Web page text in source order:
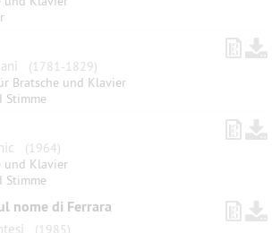
(1781-1829)
Bratsche und Klavier
Stimme
(1964)
und Klavier
Stimme
nome di Ferrara
(1985)